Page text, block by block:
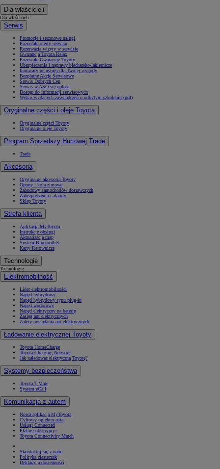
Dla właścicieli
Dla właścicieli
Serwis
Promocje i sezonowe usługi
Pozostałe oferty serwisu
Rezerwacja wizyty w serwisie
Gwarancja Toyota Relax
Pozostałe Gwarancje Toyoty
Ubezpieczenia i naprawy blacharsko-lakiernicze
Innowacyjne usługi dla Twojej wygody
Bezpłatne Akcje Serwisowe
Serwis Dobrych Cen
Serwis w ASO się opłaca
Dostęp do informacji serwisowych
Wykaz wydanych zaświadczeń o odbytym szkoleniu (pdf)
Oryginalne części i oleje Toyota
Oryginalne części Toyoty
Oryginalne oleje Toyoty
Program Sprzedaży Hurtowej Trade
Trade
Akcesoria
Oryginalne akcesoria Toyoty
Opony i koła zimowe
Zabudowy samochodów dostawczych
Zabezpieczenia i alarmy
Sklep Toyoty
Strefa klienta
Aplikacja MyToyota
Instrukcje obsługi
Aktualizacja map
System Bluetooth®
Karty Ratownicze
Technologie
Technologie
Elektromobilność
Lider elektromobilności
Napęd hybrydowy
Napęd hybrydowy typu plug-in
Napęd wodorowy
Napęd elektryczny na baterię
Zasięg aut elektrycznych
Zalety posiadania aut elektrycznych
Ładowanie elektrycznej Toyoty
Toyota HomeCharge
Toyota Charging Network
Jak naładować elektryczną Toyotę?
Systemy bezpieczeństwa
Toyota T-Mate
System eCall
Komunikacja z autem
Nowa aplikacja MyToyota
Cyfrowy opiekun auta
Usługi Connected
Płatne subskrypcje
Toyota Connectivity Match
Skontaktuj się z nami
Polityka ciasteczek
Deklaracja dostępności